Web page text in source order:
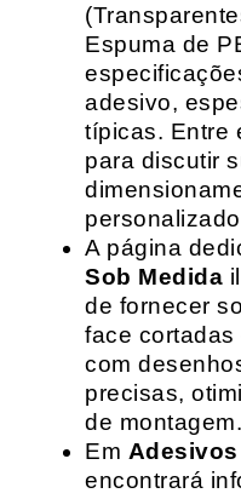
Espuma de
adesivo,
típicas. Entre
para discutir
A página
Sob Medida
de fornecer
face cortadas
com
precisas,
de montagem.
Em
encontrará